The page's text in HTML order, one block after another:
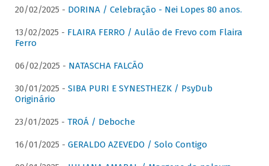
20/02/2025 - DORINA / Celebração - Nei Lopes 80 anos.
13/02/2025 - FLAIRA FERRO / Aulão de Frevo com Flaira
Ferro
06/02/2025 - NATASCHA FALCÃO
30/01/2025 - SIBA PURI E SYNESTHEZK / PsyDub
Originário
23/01/2025 - TROÁ / Deboche
16/01/2025 - GERALDO AZEVEDO / Solo Contigo